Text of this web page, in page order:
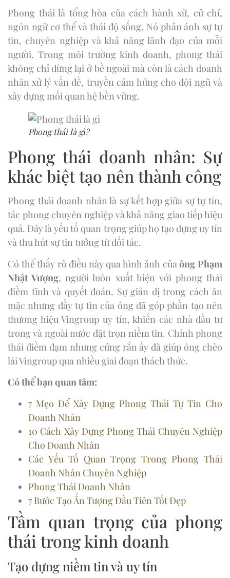
Phong thái là tổng hòa của cách hành xử, cử chỉ,
ngôn ngữ cơ thể và thái độ sống. Nó phản ánh sự tự
tin, chuyên nghiệp và khả năng lãnh đạo của mỗi
người. Trong môi trường kinh doanh, phong thái
không chỉ dừng lại ở bề ngoài mà còn là cách doanh
nhân xử lý vấn đề, truyền cảm hứng cho đội ngũ và
xây dựng mối quan hệ bền vững.
Phong thái là gì?
Phong thái doanh nhân: Sự
khác biệt tạo nên thành công
Phong thái doanh nhân là sự kết hợp giữa sự tự tin,
tác phong chuyên nghiệp và khả năng giao tiếp hiệu
quả. Đây là yếu tố quan trọng giúp họ tạo dựng uy tín
và thu hút sự tin tưởng từ đối tác.
Có thể thấy rõ điều này qua hình ảnh củaông Phạm
Nhật Vượng, người luôn xuất hiện với phong thái
điềm tĩnh và quyết đoán. Sự giản dị trong cách ăn
mặc nhưng đầy tự tin của ông đã góp phần tạo nên
thương hiệu Vingroup uy tín, khiến các nhà đầu tư
trong và ngoài nước đặt trọn niềm tin. Chính phong
thái điềm đạm nhưng cứng rắn ấy đã giúp ông chèo
lái Vingroup qua nhiều giai đoạn thách thức.
Có thể bạn quan tâm:
7 Mẹo Để Xây Dựng Phong Thái Tự Tin Cho
Doanh Nhân
10 Cách Xây Dựng Phong Thái Chuyên Nghiệp
Cho Doanh Nhân
Các Yếu Tố Quan Trọng Trong Phong Thái
Doanh Nhân Chuyên Nghiệp
Phong Thái Doanh Nhân
7 Bước Tạo Ấn Tượng Đầu Tiên Tốt Đẹp
Tầm quan trọng của phong
thái trong kinh doanh
Tạo dựng niềm tin và uy tín